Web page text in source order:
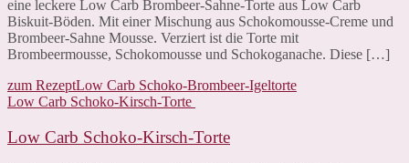
eine leckere Low Carb Brombeer-Sahne-Torte aus Low Carb
Biskuit-Böden. Mit einer Mischung aus Schokomousse-Creme und
Brombeer-Sahne Mousse. Verziert ist die Torte mit
Brombeermousse, Schokomousse und Schokoganache. Diese […]
zum RezeptLow Carb Schoko-Brombeer-Igeltorte
Low Carb Schoko-Kirsch-Torte
Low Carb Schoko-Kirsch-Torte